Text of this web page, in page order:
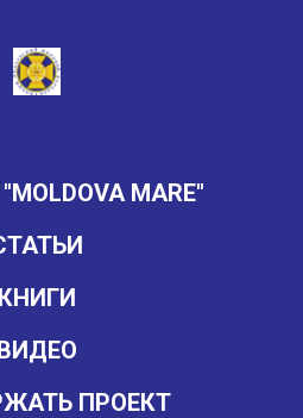
MARE"
КНИГИ
ПРОЕКТ